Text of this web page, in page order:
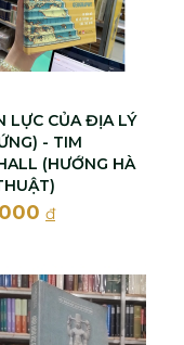
LỰC CỦA ĐỊA LÝ
- TIM
(HƯỚNG HÀ
đ